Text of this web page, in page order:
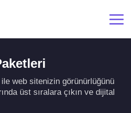
web sitenizin görünürlüğünü
üst sıralara çıkın ve dijital